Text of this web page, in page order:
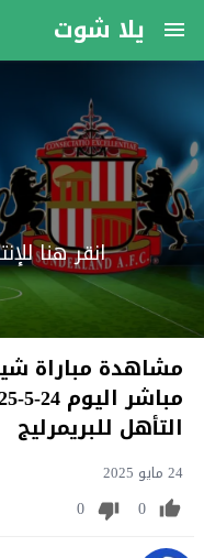
يلا شوت
انقر هنا
مشاهدة مباراة
التأهل للبريمرليج
24 مايو 2025
0
0